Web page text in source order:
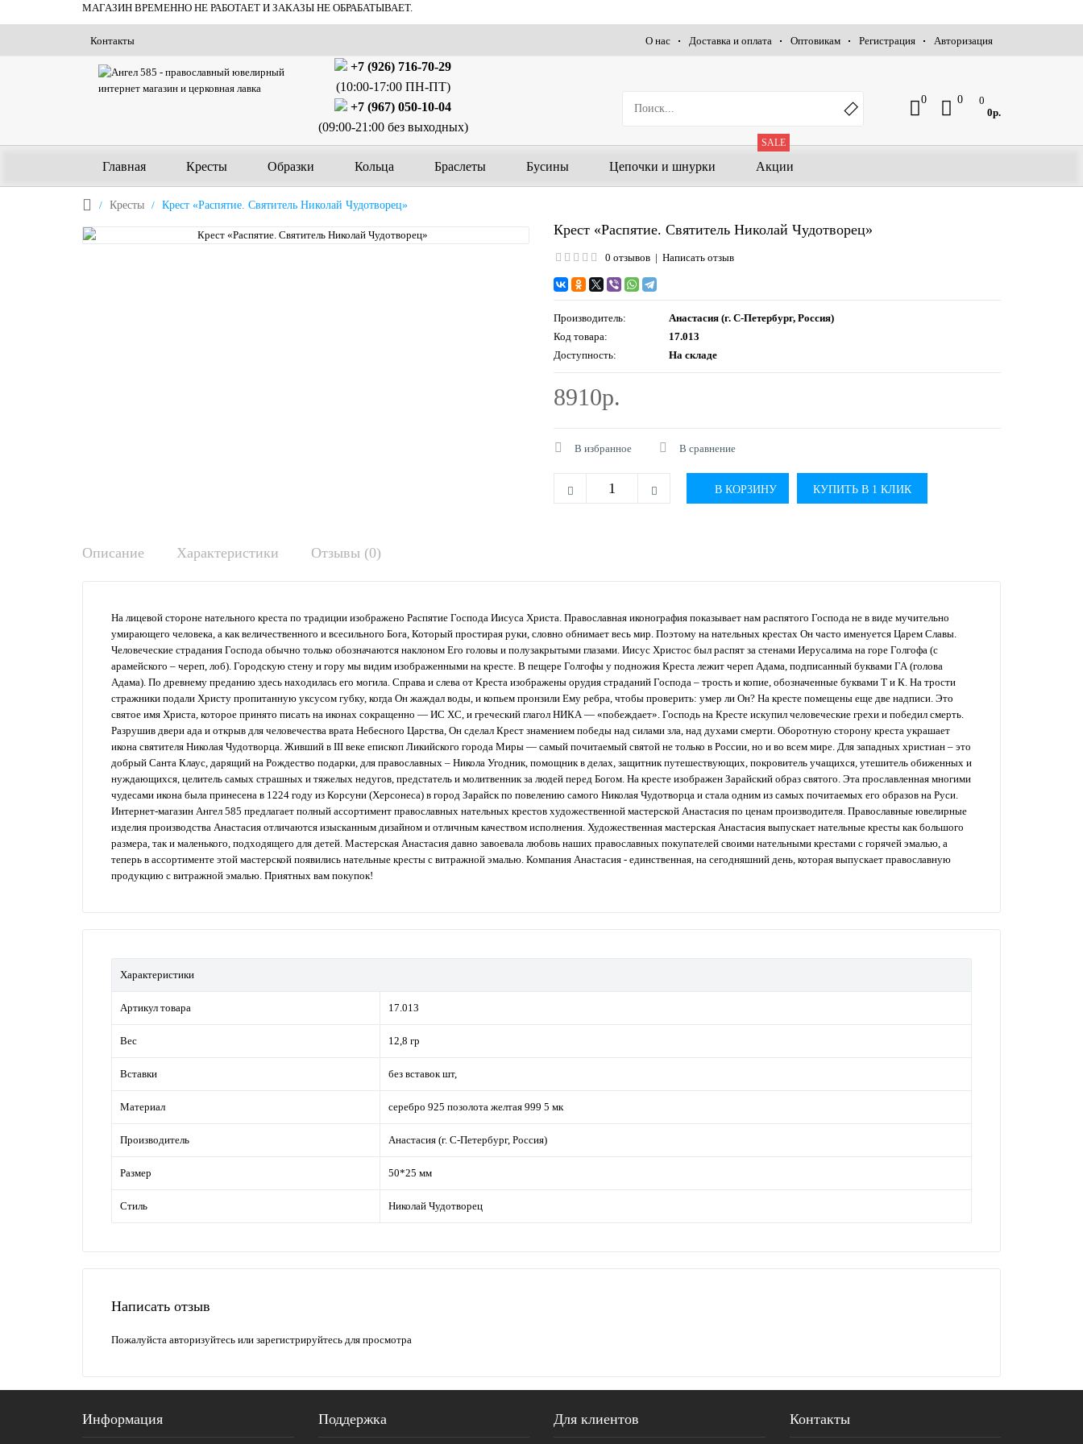
МАГАЗИН ВРЕМЕННО НЕ РАБОТАЕТ И ЗАКАЗЫ НЕ ОБРАБАТЫВАЕТ.
Контакты О нас Доставка и оплата Оптовикам Регистрация Авторизация
+7 (926) 716-70-29
(10:00-17:00 ПН-ПТ)
+7 (967) 050-10-04
(09:00-21:00 без выходных)
0 0
0
0р.
Главная Кресты Образки Кольца Браслеты Бусины Цепочки и шнурки Акции
SALE
Кресты Крест «Распятие. Святитель Николай Чудотворец»
Крест «Распятие. Святитель Николай Чудотворец»
0 отзывов | Написать отзыв
Производитель:
Анастасия (г. С-Петербург, Россия)
Код товара:
17.013
Доступность:
На складе
8910р.
В избранное В сравнение
КУПИТЬ В 1 КЛИК
Описание Характеристики Отзывы (0)
На лицевой стороне нательного креста по традиции изображено Распятие Господа Иисуса Христа. Православная иконография показывает нам распятого Господа не в виде мучительно
умирающего человека, а как величественного и всесильного Бога, Который простирая руки, словно обнимает весь мир. Поэтому на нательных крестах Он часто именуется Царем Славы.
Человеческие страдания Господа обычно только обозначаются наклоном Его головы и полузакрытыми глазами. Иисус Христос был распят за стенами Иерусалима на горе Голгофа (с
арамейского – череп, лоб). Городскую стену и гору мы видим изображенными на кресте. В пещере Голгофы у подножия Креста лежит череп Адама, подписанный буквами ГА (голова
Адама). По древнему преданию здесь находилась его могила. Справа и слева от Креста изображены орудия страданий Господа – трость и копие, обозначенные буквами Т и К. На трости
стражники подали Христу пропитанную уксусом губку, когда Он жаждал воды, и копьем пронзили Ему ребра, чтобы проверить: умер ли Он? На кресте помещены еще две надписи. Это
святое имя Христа, которое принято писать на иконах сокращенно — ИС ХС, и греческий глагол НИКА — «побеждает». Господь на Кресте искупил человеческие грехи и победил смерть.
Разрушив двери ада и открыв для человечества врата Небесного Царства, Он сделал Крест знамением победы над силами зла, над духами смерти. Оборотную сторону креста украшает
икона святителя Николая Чудотворца. Живший в III веке епископ Ликийского города Миры — самый почитаемый святой не только в России, но и во всем мире. Для западных христиан – это
добрый Санта Клаус, дарящий на Рождество подарки, для православных – Никола Угодник, помощник в делах, защитник путешествующих, покровитель учащихся, утешитель обиженных и
нуждающихся, целитель самых страшных и тяжелых недугов, предстатель и молитвенник за людей перед Богом. На кресте изображен Зарайский образ святого. Эта прославленная многими
чудесами икона была принесена в 1224 году из Корсуни (Херсонеса) в город Зарайск по повелению самого Николая Чудотворца и стала одним из самых почитаемых его образов на Руси.
Интернет-магазин Ангел 585 предлагает полный ассортимент православных нательных крестов художественной мастерской Анастасия по ценам производителя. Православные ювелирные
изделия производства Анастасия отличаются изысканным дизайном и отличным качеством исполнения. Художественная мастерская Анастасия выпускает нательные кресты как большого
размера, так и маленького, подходящего для детей. Мастерская Анастасия давно завоевала любовь наших православных покупателей своими нательными крестами с горячей эмалью, а
теперь в ассортименте этой мастерской появились нательные кресты с витражной эмалью. Компания Анастасия - единственная, на сегодняшний день, которая выпускает православную
продукцию с витражной эмалью. Приятных вам покупок!
Характеристики
Артикул товара 17.013
Вес 12,8 гр
Вставки без вставок шт,
Материал серебро 925 позолота желтая 999 5 мк
Производитель Анастасия (г. С-Петербург, Россия)
Размер 50*25 мм
Стиль Николай Чудотворец
Написать отзыв
Пожалуйста авторизуйтесь или зарегистрируйтесь для просмотра
Информация Поддержка Для клиентов Контакты